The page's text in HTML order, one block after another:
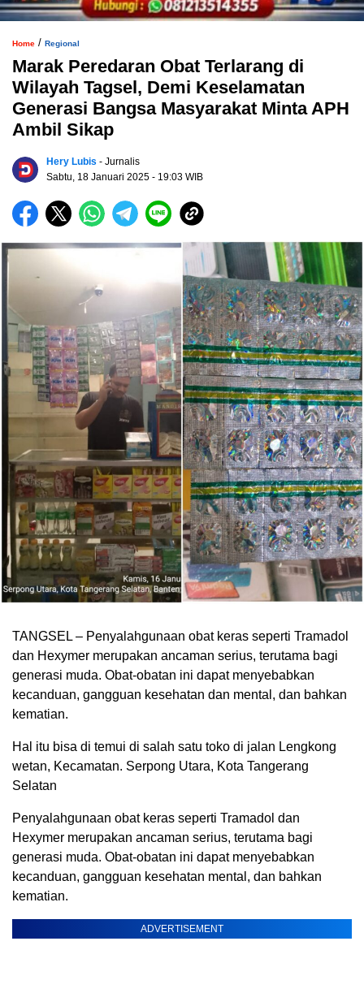
Home / Regional
Marak Peredaran Obat Terlarang di
Wilayah Tagsel, Demi Keselamatan
Generasi Bangsa Masyarakat Minta APH
Ambil Sikap
Hery Lubis - Jurnalis
Sabtu, 18 Januari 2025 - 19:03 WIB
TANGSEL – Penyalahgunaan obat keras seperti Tramadol
dan Hexymer merupakan ancaman serius, terutama bagi
generasi muda. Obat-obatan ini dapat menyebabkan
kecanduan, gangguan kesehatan dan mental, dan bahkan
kematian.
Hal itu bisa di temui di salah satu toko di jalan Lengkong
wetan, Kecamatan. Serpong Utara, Kota Tangerang
Selatan
Penyalahgunaan obat keras seperti Tramadol dan
Hexymer merupakan ancaman serius, terutama bagi
generasi muda. Obat-obatan ini dapat menyebabkan
kecanduan, gangguan kesehatan mental, dan bahkan
kematian.
ADVERTISEMENT